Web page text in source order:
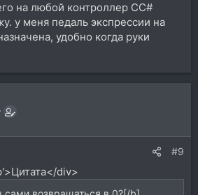
на любой контроллер CC#
у меня педаль экспрессии на
удобно когда руки
#9
div>